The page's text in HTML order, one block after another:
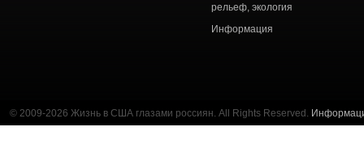
рельеф, экология
Информация
© 2009-2026 Жизнь в США глазами россиян. All Rights Reserved.